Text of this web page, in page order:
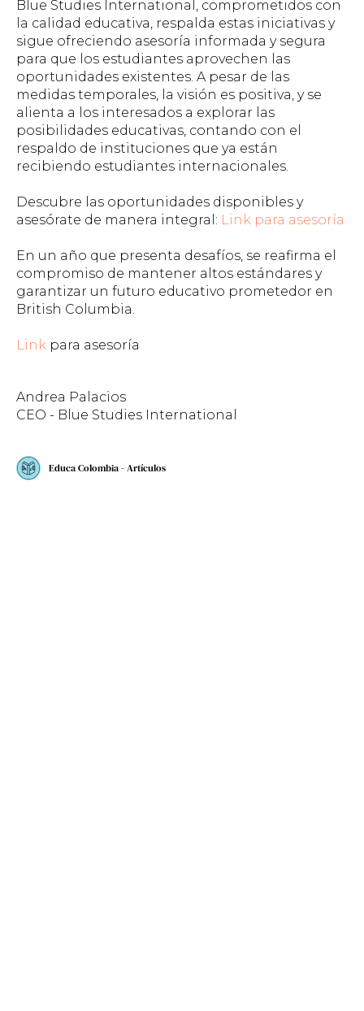
Blue Studies International, comprometidos con
la calidad educativa, respalda estas iniciativas y
sigue ofreciendo asesoría informada y segura
para que los estudiantes aprovechen las
oportunidades existentes. A pesar de las
medidas temporales, la visión es positiva, y se
alienta a los interesados a explorar las
posibilidades educativas, contando con el
respaldo de instituciones que ya están
recibiendo estudiantes internacionales.
Descubre las oportunidades disponibles y
asesórate de manera integral: Link para asesoría
En un año que presenta desafíos, se reafirma el
compromiso de mantener altos estándares y
garantizar un futuro educativo prometedor en
British Columbia.
Link para asesoría
Andrea Palacios
CEO - Blue Studies International
Educa Colombia - Artículos